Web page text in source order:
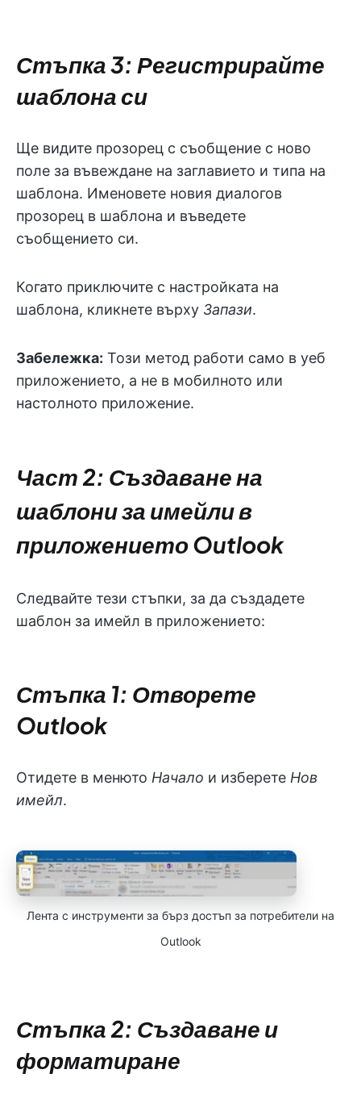
Стъпка 3: Регистрирайте
шаблона си
Ще видите прозорец с съобщение с ново
поле за въвеждане на заглавието и типа на
шаблона. Именовете новия диалогов
прозорец в шаблона и въведете
съобщението си.
Когато приключите с настройката на
шаблона, кликнете върху Запази.
Забележка: Този метод работи само в уеб
приложението, а не в мобилното или
настолното приложение.
Част 2: Създаване на
шаблони за имейли в
приложението Outlook
Следвайте тези стъпки, за да създадете
шаблон за имейл в приложението:
Стъпка 1: Отворете
Outlook
Отидете в менюто Начало и изберете Нов
имейл.
Лента с инструменти за бърз достъп за потребители на
Outlook
Стъпка 2: Създаване и
форматиране